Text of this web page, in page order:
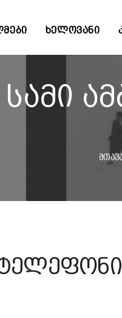
ᲮᲔᲚᲝᲕᲐᲜᲘ
სამი